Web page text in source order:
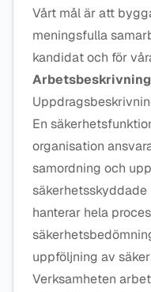
Vårt mål är att
meningsfulla
kandidat och för
Arbetsbeskrivning
En
organisation
samordning och
säkerhetsskyddade
hanterar hela
uppföljning av
Verksamheten